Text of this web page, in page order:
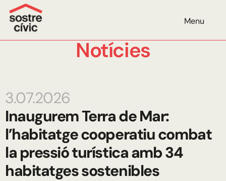
Menu
Notícies
3.07.2026
Inaugurem Terra de Mar:
l’habitatge cooperatiu combat
la pressió turística amb 34
habitatges sostenibles